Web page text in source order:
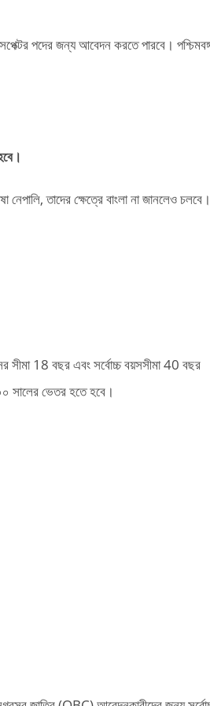
পদের জন্য আবেদন করতে পারবে।
তাদের ক্ষেত্রে বাংলা না জানলেও
সীমা 18 বছর এবং সর্বোচ্চ বয়সসীমা 40 বছর
সালের ভেতর হতে হবে।